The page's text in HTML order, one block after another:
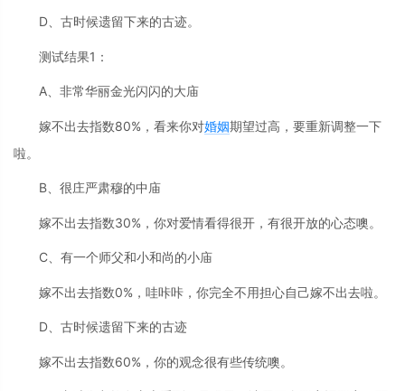
D、古时候遗留下来的古迹。
测试结果1：
A、非常华丽金光闪闪的大庙
嫁不出去指数80%，看来你对婚姻期望过高，要重新调整一下
啦。
B、很庄严肃穆的中庙
嫁不出去指数30%，你对爱情看得很开，有很开放的心态噢。
C、有一个师父和小和尚的小庙
嫁不出去指数0%，哇咔咔，你完全不用担心自己嫁不出去啦。
D、古时候遗留下来的古迹
嫁不出去指数60%，你的观念很有些传统噢。